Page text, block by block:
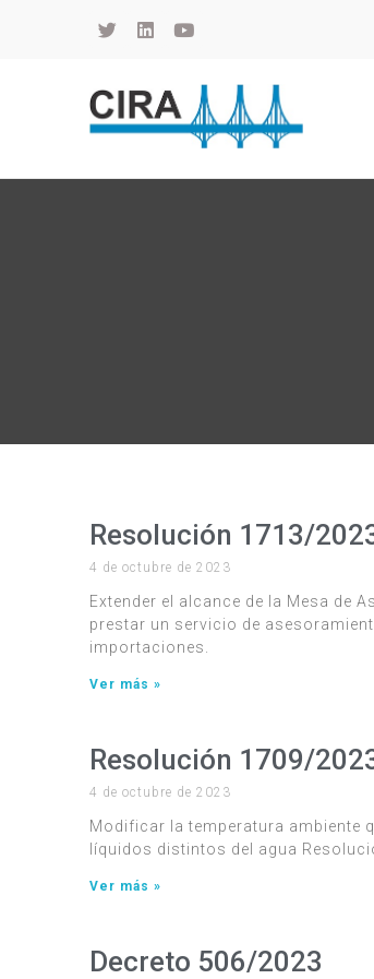
Resolución 1713/
4 de octubre de 2023
Extender el alcance de la Mesa de
prestar un servicio de
importaciones.
Ver más »
Resolución 1709/
4 de octubre de 2023
Modificar la temperatura ambiente
líquidos distintos del agua
Ver más »
Decreto 506/2023